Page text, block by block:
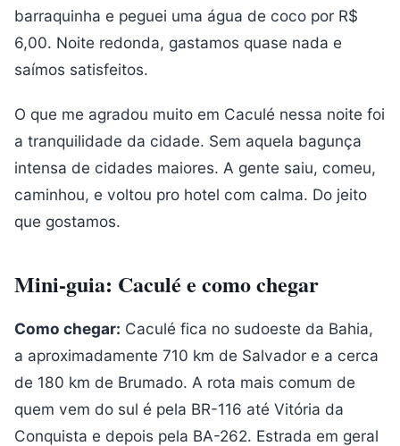
barraquinha e peguei uma água de coco por R$
6,00. Noite redonda, gastamos quase nada e
saímos satisfeitos.
O que me agradou muito em Caculé nessa noite foi
a tranquilidade da cidade. Sem aquela bagunça
intensa de cidades maiores. A gente saiu, comeu,
caminhou, e voltou pro hotel com calma. Do jeito
que gostamos.
Mini-guia: Caculé e como chegar
Como chegar: Caculé fica no sudoeste da Bahia,
a aproximadamente 710 km de Salvador e a cerca
de 180 km de Brumado. A rota mais comum de
quem vem do sul é pela BR-116 até Vitória da
Conquista e depois pela BA-262. Estrada em geral